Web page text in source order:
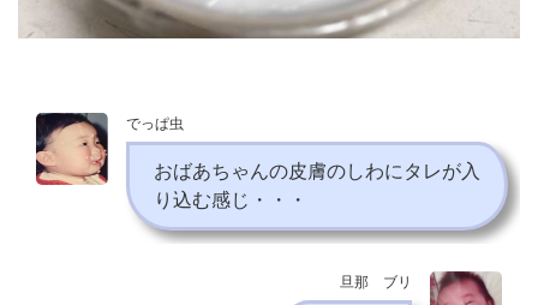
でっぱ虫
おばあちゃんの皮膚のしわにタレが入
り込む感じ・・・
旦那 ブリ